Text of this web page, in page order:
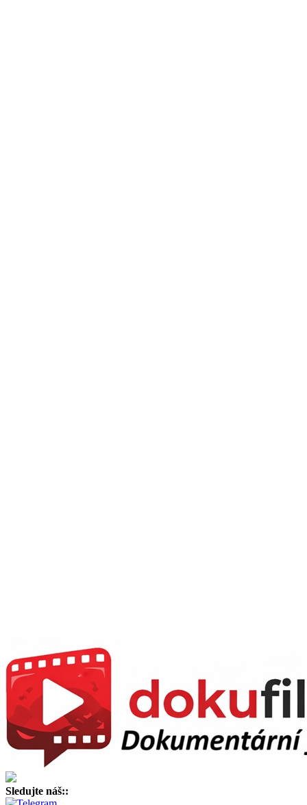
Sledujte náš::